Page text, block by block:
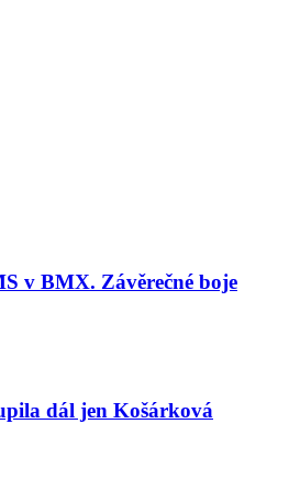
v BMX. Závěrečné boje
dál jen Košárková